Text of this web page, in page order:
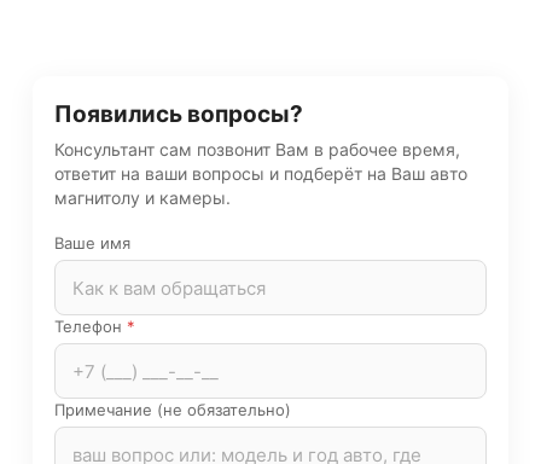
Появились вопросы?
Консультант сам позвонит Вам в рабочее время,
ответит на ваши вопросы и подберёт на Ваш авто
магнитолу и камеры.
Ваше имя
Телефон *
Примечание (не обязательно)